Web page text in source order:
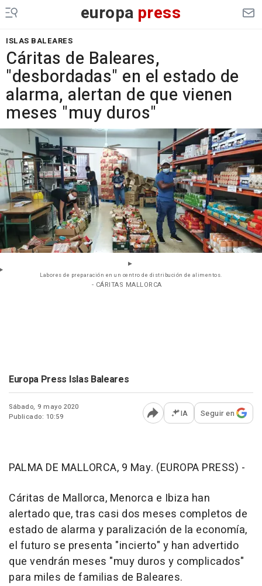
europa press
ISLAS BALEARES
Cáritas de Baleares,
"desbordadas" en el estado de
alarma, alertan de que vienen
meses "muy duros"
Labores de preparación en un centro de distribución de alimentos.
- CÁRITAS MALLORCA
Europa Press Islas Baleares
Sábado, 9 mayo 2020
Publicado: 10:59
Abrir opciones para
IA Seguir en
PALMA DE MALLORCA, 9 May. (EUROPA PRESS) -
Cáritas de Mallorca, Menorca e Ibiza han
alertado que, tras casi dos meses completos de
estado de alarma y paralización de la economía,
el futuro se presenta "incierto" y han advertido
que vendrán meses "muy duros y complicados"
para miles de familias de Baleares.